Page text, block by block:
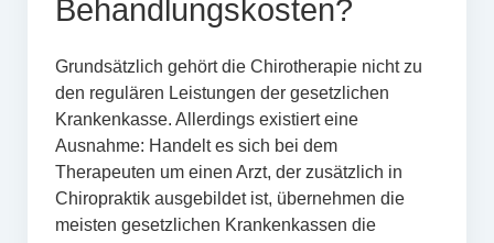
Behandlungskosten?
Grundsätzlich gehört die Chirotherapie nicht zu
den regulären Leistungen der gesetzlichen
Krankenkasse. Allerdings existiert eine
Ausnahme: Handelt es sich bei dem
Therapeuten um einen Arzt, der zusätzlich in
Chiropraktik ausgebildet ist, übernehmen die
meisten gesetzlichen Krankenkassen die